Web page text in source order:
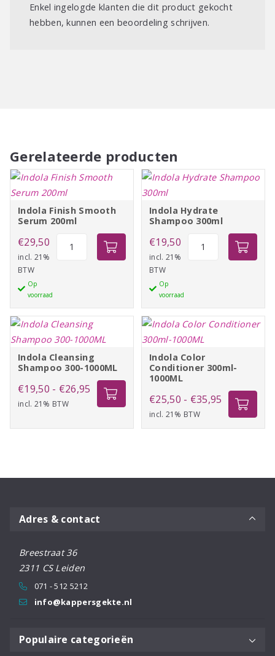
Enkel ingelogde klanten die dit product gekocht
hebben, kunnen een beoordeling schrijven.
Gerelateerde producten
Indola Finish Smooth
Serum 200ml
€29,50
incl. 21%
BTW
Op
voorraad
aantal
Indola Hydrate
Shampoo 300ml
€19,50
incl. 21%
BTW
Op
voorraad
Indola Cleansing
Shampoo 300-1000ML
€19,50 - €26,95 Prijsklasse:
€19,50
incl. 21% BTW
Indola Color
Conditioner 300ml-
1000ML
€25,50 - €35,95 Prijsklasse:
€25,50
tot
incl. 21% BTW
Adres & contact
Breestraat 36
2311 CS Leiden
071 - 512 5212
info@kappersgekte.nl
Populaire categorieën